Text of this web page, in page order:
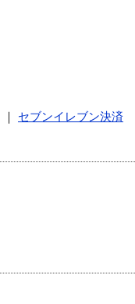
セブンイレブン決済